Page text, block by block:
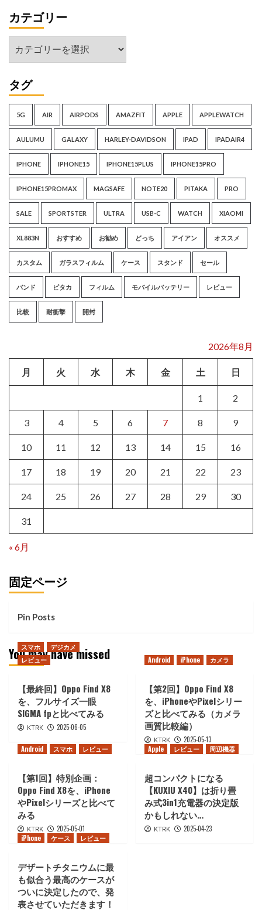
Ultra
イ
ブ
カテゴリー
テ
リ
ー
タグ
5G AIR AIRPODS AMAZFIT APPLE APPLEWATCH
AULUMU GALAXY HARLEY-DAVIDSON IPAD IPADAIR4
IPHONE IPHONE15 IPHONE15PLUS IPHONE15PRO
IPHONE15PROMAX MAGSAFE NOTE20 PITAKA PRO
SALE SPORTSTER ULTRA USB-C WATCH XIAOMI
XL883N おすすめ お勧め どっち アイアン オススメ
カスタム ガラスフィルム ケース スタンド セール
バンド ピタカ フィルム モバイルバッテリー レビュー
比較 耐衝撃 開封
2026年8月
月 火 水 木 金 土 日
1 2
3 4 5 6 7 8 9
10 11 12 13 14 15 16
17 18 19 20 21 22 23
24 25 26 27 28 29 30
31
« 6月
固定ページ
Pin Posts
You may have missed
スマホ
デジカメ
レビュー
【最終回】Oppo Find X8
を、フルサイズ一眼
SIGMA fpと比べてみる
KTRK 2025-06-05
Android iPhone カメラ
【第2回】Oppo Find X8
を、iPhoneやPixelシリー
ズと比べてみる（カメラ
画質比較編）
KTRK
2025-05-13
Android
スマホ レビュー
【第1回】特別企画：
Oppo Find X8を、iPhone
やPixelシリーズと比べて
みる
KTRK 2025-05-01
Apple レビュー 周辺機器
超コンパクトになる
【KUXIU X40】は折り畳
み式3in1充電器の決定版
かもしれない…
KTRK
2025-04-23
iPhone
ケース レビュー
デザートチタニウムに最
も似合う最高のケースが
ついに決定したので、発
表させていただきます！